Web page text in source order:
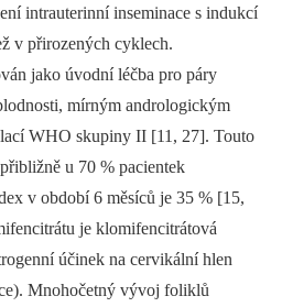
intrauterinní inseminace s indukcí
v přirozených cyklech.
jako úvodní léčba pro páry
mírným andrologickým
WHO skupiny II [11, 27]. Touto
u 70 % pacientek
v období 6 měsíců je 35 % [15,
je klomifencitrátová
účinek na cervikální hlen
Mnohočetný vývoj foliklů